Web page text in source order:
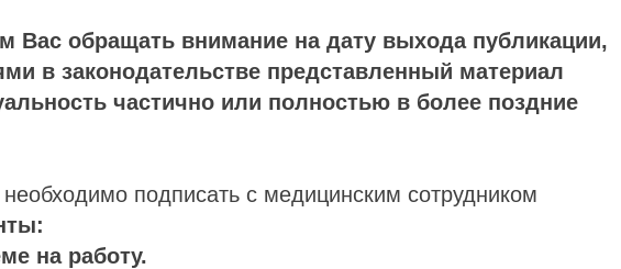
Вас обращать внимание на дату выхода публикации,
в законодательстве представленный материал
частично или полностью в более поздние
подписать с медицинским сотрудником
на работу.